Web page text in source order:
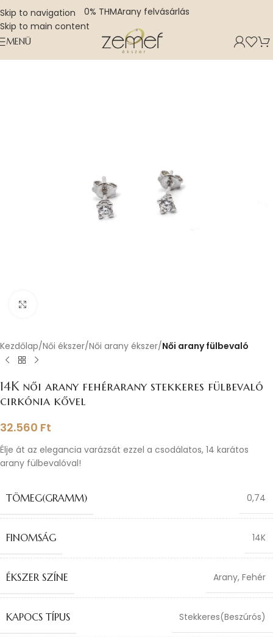
Skip to navigation
Skip to main content
0% THMArany felvásárlás
MENÜ
Kezdőlap Női ékszer Női arany ékszer Női arany fülbevaló
14K női arany fehérarany stekkeres fülbevaló
cirkónia kővel
32.560 Ft
Élje át az elegancia varázsát ezzel a csodálatos, 14 karátos
arany fülbevalóval!
TÖMEG(GRAMM) 0,74
FINOMSÁG 14K
ÉKSZER SZÍNE Arany, Fehér
KAPOCS TÍPUS Stekkeres(Beszúrós)